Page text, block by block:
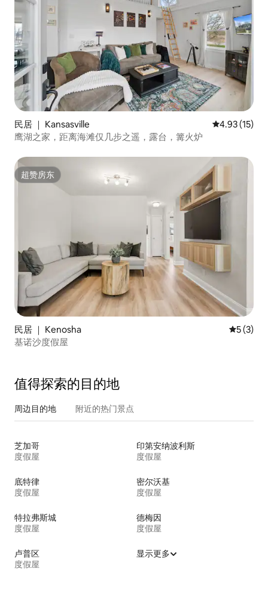
民居 ｜ Kansasville 平均评分
4.93 (15)
鹰湖之家，距离海滩仅几步之遥，露台，篝火炉
超赞房东
超赞房东
民居 ｜ Kenosha 平均评分
5 (3)
基诺沙度假屋
值得探索的目的地
周边目的地 附近的热门景点
芝加哥
度假屋
印第安纳波利斯
度假屋
底特律
度假屋
密尔沃基
度假屋
特拉弗斯城
度假屋
德梅因
度假屋
卢普区
度假屋
显示更多